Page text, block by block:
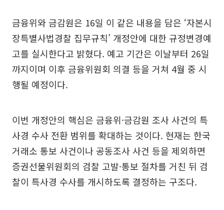
금융위와 금감원은 16일 이 같은 내용을 담은 ‘자본시
장특별사법경찰 집무규칙’ 개정안에 대한 규정변경예
고를 실시한다고 밝혔다. 예고 기간은 이날부터 26일
까지이며 이후 금융위원회 의결 등을 거쳐 4월 중 시
행될 예정이다.
이번 개정안의 핵심은 금융위·금감원 조사 사건의 특
사경 수사 전환 범위를 확대하는 것이다. 현재는 한국
거래소 통보 사건이나 공동조사 사건 등을 제외하면
증권선물위원회의 검찰 고발·통보 절차를 거친 뒤 검
찰이 특사경 수사를 개시하도록 결정하는 구조다.